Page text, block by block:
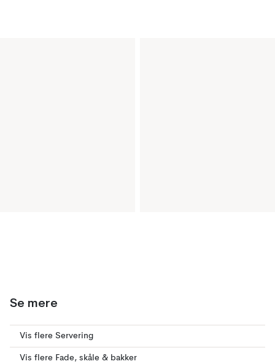
Se mere
Vis flere Servering
Vis flere Fade, skåle & bakker